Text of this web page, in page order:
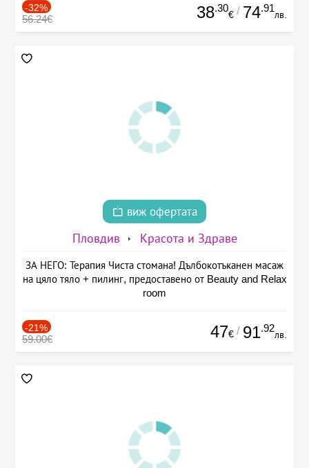
-32%
56.24€ 38.30
€ / 74.91
лв.
виж офертата
Пловдив Красота и Здраве
ЗА НЕГО: Терапия Чиста стомана! Дълбокотъканен масаж
на цяло тяло + пилинг, предоставено от Beauty and Relax
room
-21%
59.00€ 47€ / 91.92
лв.